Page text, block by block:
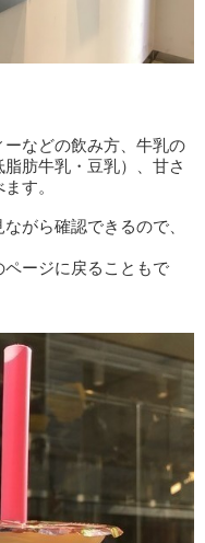
などの飲み方、牛乳の
肪牛乳・豆乳）、甘さ
す。
がら確認できるので、
ージに戻ることもで